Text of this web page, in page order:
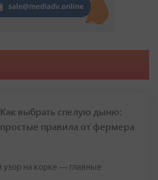
Как выбрать спелую дыню:
простые правила от фермера
узор на корке — главные